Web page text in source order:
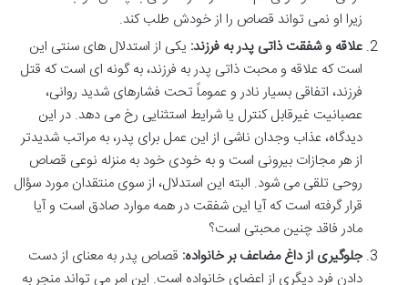
زیرا او نمی تواند قصاص را از خودش طلب کند.
علاقه و شفقت ذاتی پدر به فرزند: یکی از استدلال های سنتی این
است که علاقه و محبت ذاتی پدر به فرزند، به گونه ای است که قتل
فرزند، اتفاقی بسیار نادر و عموماً تحت فشارهای شدید روانی،
عصبانیت غیرقابل کنترل یا شرایط استثنایی رخ می دهد. در این
دیدگاه، عذاب وجدان ناشی از این عمل برای پدر، به مراتب شدیدتر
از هر مجازات بیرونی است و به خودی خود به منزله نوعی قصاص
روحی تلقی می شود. البته این استدلال، از سوی منتقدان مورد سؤال
قرار گرفته است که آیا این شفقت در همه موارد صادق است و آیا
مادر فاقد چنین محبتی است؟
جلوگیری از داغ مضاعف بر خانواده: قصاص پدر به معنای از دست
دادن فرد دیگری از اعضای خانواده است. این امر می تواند منجر به